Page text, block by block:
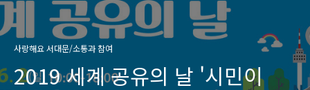
사랑해요 서대문/소통과 참여
2019 세계 공유의 날 '시민이